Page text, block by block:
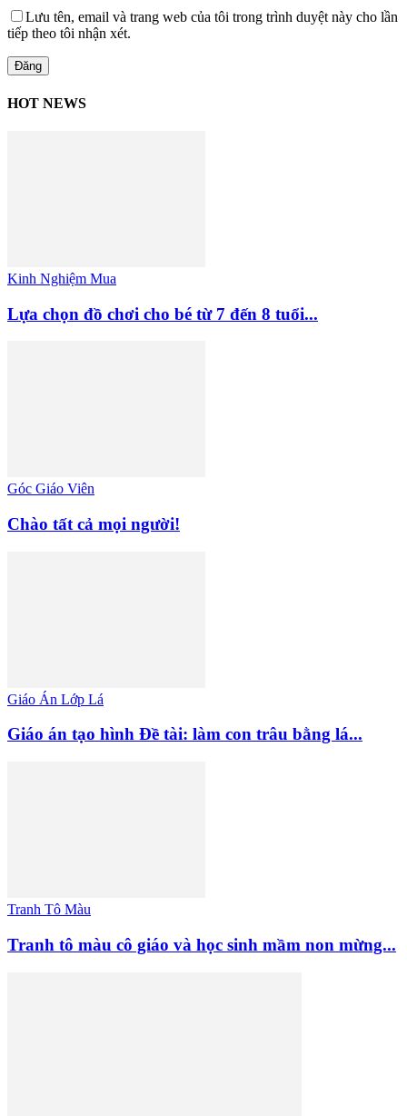
Lưu tên, email và trang web của tôi trong trình duyệt này cho lần
tiếp theo tôi nhận xét.
HOT NEWS
Kinh Nghiệm Mua
Lựa chọn đồ chơi cho bé từ 7 đến 8 tuổi...
Góc Giáo Viên
Chào tất cả mọi người!
Giáo Án Lớp Lá
Giáo án tạo hình Đề tài: làm con trâu bằng lá...
Tranh Tô Màu
Tranh tô màu cô giáo và học sinh mầm non mừng...